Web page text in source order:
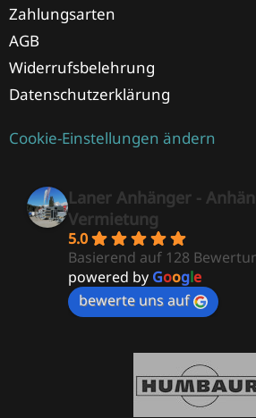
Zahlungsarten
AGB
Widerrufsbelehrung
Datenschutzerklärung
Cookie-Einstellungen ändern
Laner Anhänger -
Vermietung
5.0
Basierend auf 128
powered by Google
bewerte uns auf